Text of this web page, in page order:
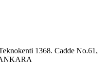
1368. Cadde No.61,